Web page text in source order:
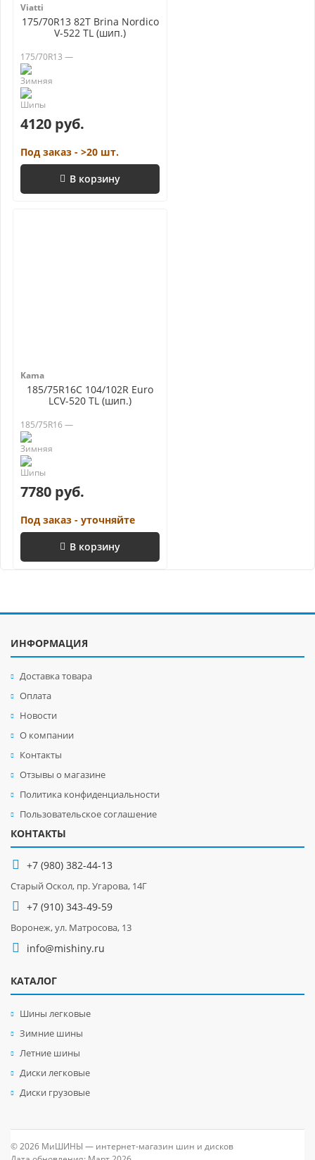
Viatti
175/70R13 82T Brina Nordico
V-522 TL (шип.)
175/70R13 —
4120 руб.
Под заказ - >20 шт.
В корзину
Kama
185/75R16C 104/102R Euro
LCV-520 TL (шип.)
185/75R16 —
7780 руб.
Под заказ - уточняйте
В корзину
ИНФОРМАЦИЯ
Доставка товара
Оплата
Новости
О компании
Контакты
Отзывы о магазине
Политика конфиденциальности
Пользовательское соглашение
КОНТАКТЫ
+7 (980) 382-44-13
Старый Оскол, пр. Угарова, 14Г
+7 (910) 343-49-59
Воронеж, ул. Матросова, 13
info@mishiny.ru
КАТАЛОГ
Шины легковые
Зимние шины
Летние шины
Диски легковые
Диски грузовые
© 2026 МиШИНЫ — интернет-магазин шин и дисков